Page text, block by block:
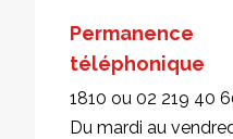
Permanence
téléphonique
1810 ou 02 219 40
Du mardi au